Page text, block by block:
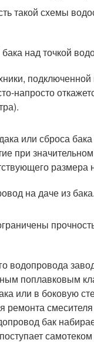
такой схемы
над точкой
напросто
или сброса
при
водопровода
поплавковым
или в боковую
ремонта
бак